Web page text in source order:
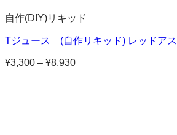
自作(DIY)リキッド
Tジュース (自作リキッド) レッドア
¥3,300 – ¥8,930価